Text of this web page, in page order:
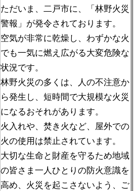
ただいま、二戸市に、「林野火災
警報」が発令されております。
空気が非常に乾燥し、わずかな火
でも一気に燃え広がる大変危険な
状況です。
林野火災の多くは、人の不注意か
ら発生し、短時間で大規模な火災
になるおそれがあります。
火入れや、焚き火など、屋外での
火の使用は禁止されています。
大切な生命と財産を守るため地域
の皆さま一人ひとりの防火意識を
高め、火災を起こさないよう、ご